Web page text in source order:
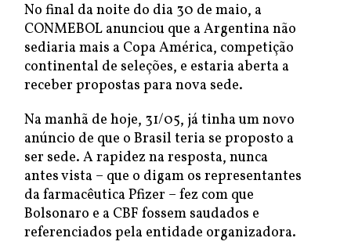
No final da noite do dia 30 de maio, a
CONMEBOL anunciou que a Argentina não
sediaria mais a Copa América, competição
continental de seleções, e estaria aberta a
receber propostas para nova sede.
Na manhã de hoje, 31/05, já tinha um novo
anúncio de que o Brasil teria se proposto a
ser sede. A rapidez na resposta, nunca
antes vista – que o digam os representantes
da farmacêutica Pfizer – fez com que
Bolsonaro e a CBF fossem saudados e
referenciados pela entidade organizadora.